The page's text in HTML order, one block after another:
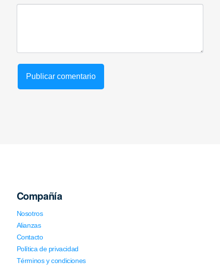
Compañía
Nosotros
Alianzas
Contacto
Política de privacidad
Términos y condiciones